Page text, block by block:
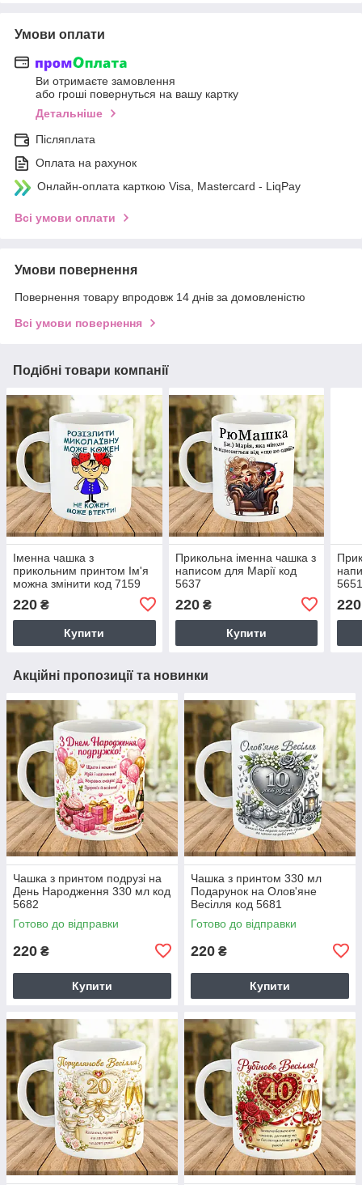
Умови оплати
Ви отримаєте замовлення
або гроші повернуться на вашу картку
Детальніше
Післяплата
Оплата на рахунок
Онлайн-оплата карткою Visa, Mastercard - LiqPay
Всі умови оплати
Умови повернення
Повернення товару впродовж 14 днів за домовленістю
Всі умови повернення
Подібні товари компанії
Іменна чашка з
прикольним принтом Ім'я
можна змінити код 7159
220 ₴
Купити
Прикольна іменна чашка з
написом для Марії код
5637
220₴
Купити
220
Акційні пропозиції та новинки
Чашка з принтом подрузі на
День Народження 330 мл код
5682
Готово до відправки
220 ₴
Купити
Чашка з принтом 330 мл
Подарунок на Олов'яне
Весілля код 5681
Готово до відправки
220 ₴
Купити